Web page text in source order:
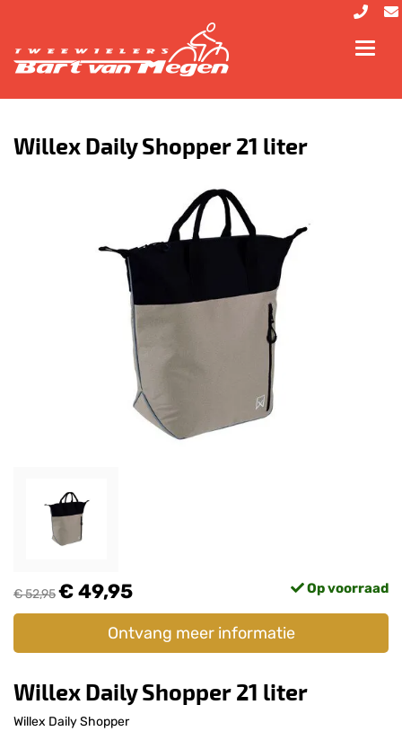
Willex Daily Shopper 21 liter
€ 52,95€ 49,95 Op voorraad
Ontvang meer informatie
Willex Daily Shopper 21 liter
Willex Daily Shopper